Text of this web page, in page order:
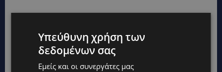
Υπεύθυνη χρήση των
δεδομένων σας
Εμείς και οι συνεργάτες μας